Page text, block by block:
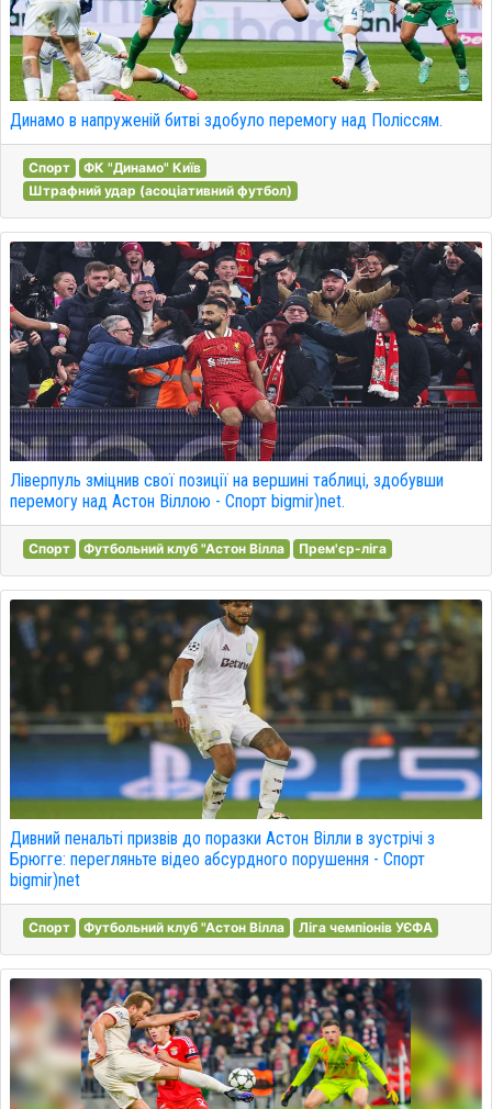
Динамо в напруженій битві здобуло перемогу над Поліссям.
Спорт
ФК "Динамо" Київ
Штрафний удар (асоціативний футбол)
Ліверпуль зміцнив свої позиції на вершині таблиці, здобувши
перемогу над Астон Віллою - Спорт bigmir)net.
Спорт Футбольний клуб "Астон Вілла Прем'єр-ліга
Дивний пенальті призвів до поразки Астон Вілли в зустрічі з
Брюгге: перегляньте відео абсурдного порушення - Спорт
bigmir)net
Спорт Футбольний клуб "Астон Вілла Ліга чемпіонів УЄФА